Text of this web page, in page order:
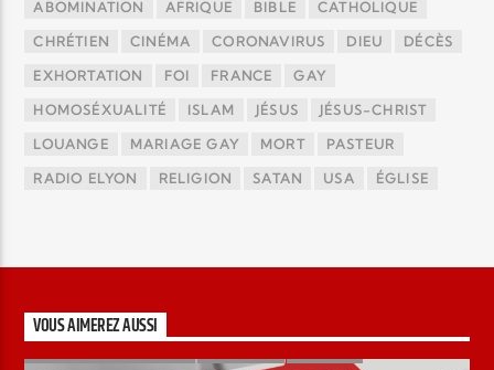
ABOMINATION AFRIQUE BIBLE CATHOLIQUE
CHRÉTIEN CINÉMA CORONAVIRUS DIEU DÉCÈS
EXHORTATION FOI FRANCE GAY
HOMOSÉXUALITÉ ISLAM JÉSUS JÉSUS-CHRIST
LOUANGE MARIAGE GAY MORT PASTEUR
RADIO ELYON RELIGION SATAN USA ÉGLISE
VOUS AIMEREZ AUSSI